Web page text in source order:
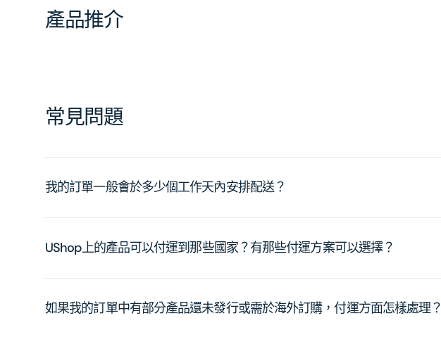
產品推介
常見問題
我的訂單一般會於多少個工作天內安排配送？
UShop上的產品可以付運到那些國家？有那些付運方案可以選擇？
如果我的訂單中有部分產品還未發行或需於海外訂購，付運方面怎樣處理？